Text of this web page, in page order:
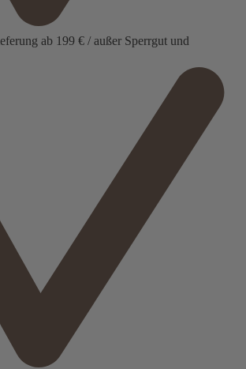
ab 199 € / außer Sperrgut und